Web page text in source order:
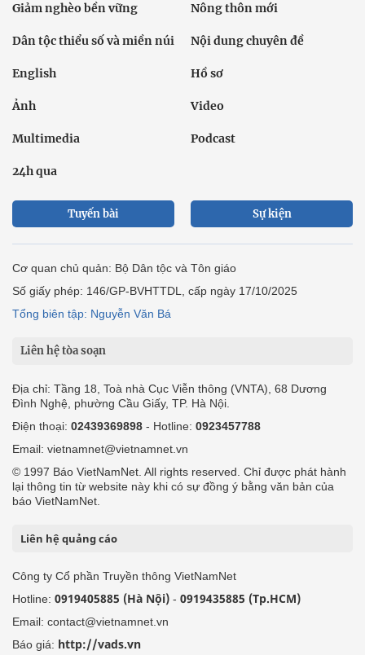
Giảm nghèo bền vững Nông thôn mới
Dân tộc thiểu số và miền núi Nội dung chuyên đề
English Hồ sơ
Ảnh Video
Multimedia Podcast
24h qua
Tuyến bài Sự kiện
Cơ quan chủ quản: Bộ Dân tộc và Tôn giáo
Số giấy phép: 146/GP-BVHTTDL, cấp ngày 17/10/2025
Tổng biên tập: Nguyễn Văn Bá
Liên hệ tòa soạn
Địa chỉ: Tầng 18, Toà nhà Cục Viễn thông (VNTA), 68 Dương
Đình Nghệ, phường Cầu Giấy, TP. Hà Nội.
Điện thoại: 02439369898 - Hotline: 0923457788
Email: vietnamnet@vietnamnet.vn
© 1997 Báo VietNamNet. All rights reserved. Chỉ được phát hành
lại thông tin từ website này khi có sự đồng ý bằng văn bản của
báo VietNamNet.
Liên hệ quảng cáo
Công ty Cổ phần Truyền thông VietNamNet
Hotline: 0919405885 (Hà Nội) - 0919435885 (Tp.HCM)
Email: contact@vietnamnet.vn
Báo giá: http://vads.vn